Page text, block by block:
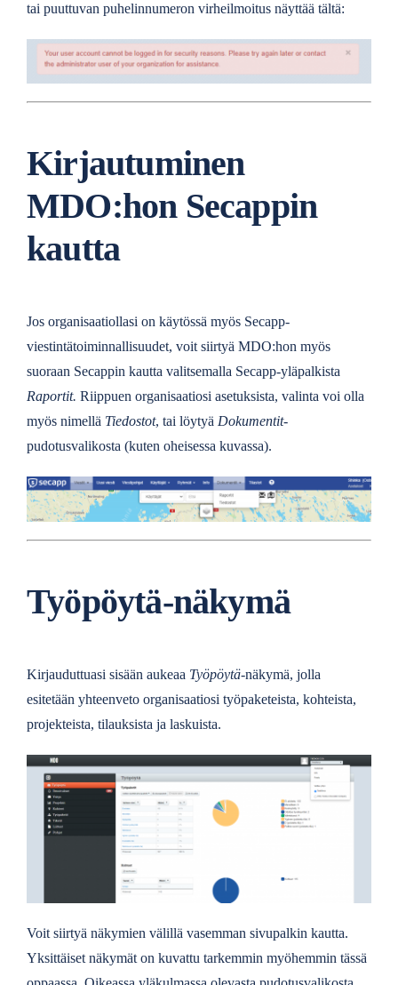
tai puuttuvan puhelinnumeron virheilmoitus näyttää tältä:
Kirjautuminen
MDO:hon Secappin
kautta
Jos organisaatiollasi on käytössä myös Secapp-
viestintätoiminnallisuudet, voit siirtyä MDO:hon myös
suoraan Secappin kautta valitsemalla Secapp-yläpalkista
Raportit. Riippuen organisaatiosi asetuksista, valinta voi olla
myös nimellä Tiedostot, tai löytyä Dokumentit-
pudotusvalikosta (kuten oheisessa kuvassa).
Työpöytä-näkymä
Kirjauduttuasi sisään aukeaa Työpöytä-näkymä, jolla
esitetään yhteenveto organisaatiosi työpaketeista, kohteista,
projekteista, tilauksista ja laskuista.
Voit siirtyä näkymien välillä vasemman sivupalkin kautta.
Yksittäiset näkymät on kuvattu tarkemmin myöhemmin tässä